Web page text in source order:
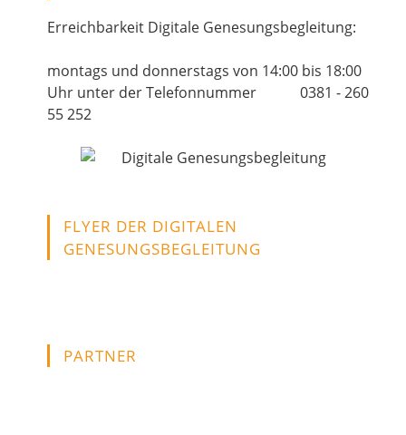
Erreichbarkeit Digitale Genesungsbegleitung:
montags und donnerstags von 14:00 bis 18:00
Uhr unter der Telefonnummer 0381 - 260
55 252
FLYER DER DIGITALEN
GENESUNGSBEGLEITUNG
PARTNER